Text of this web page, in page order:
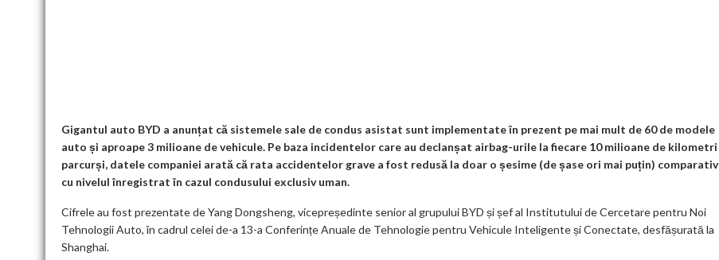
k
p
m
o
o
m
ar
Gigantul auto BYD a anunțat că sistemele sale de condus asistat sunt implementate în prezent pe mai mult de 60 de modele
auto și aproape 3 milioane de vehicule. Pe baza incidentelor care au declanșat airbag-urile la fiecare 10 milioane de kilometri
parcurși, datele companiei arată că rata accidentelor grave a fost redusă la doar o șesime (de șase ori mai puțin) comparativ
cu nivelul înregistrat în cazul condusului exclusiv uman.
Cifrele au fost prezentate de Yang Dongsheng, vicepreședinte senior al grupului BYD și șef al Institutului de Cercetare pentru Noi
Tehnologii Auto, în cadrul celei de-a 13-a Conferințe Anuale de Tehnologie pentru Vehicule Inteligente și Conectate, desfășurată la
Shanghai.